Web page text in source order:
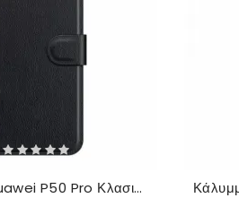
Κάλυμμα Huawei P50 Pro Κλασικό Δερμάτινο Στυλ Litchi